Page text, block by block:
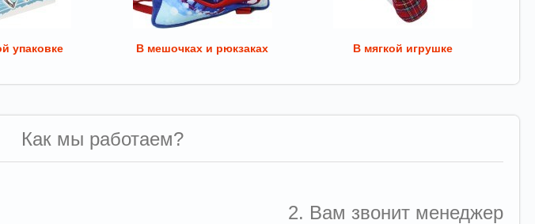
упаковке В мешочках и рюкзаках В мягкой игрушке
Как мы работаем?
2. Вам звонит менеджер